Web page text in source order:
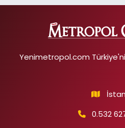
Yenimetropol.com
0.532